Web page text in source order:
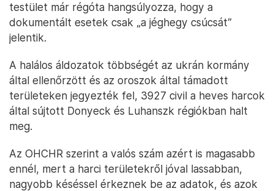
testület már régóta hangsúlyozza, hogy a
dokumentált esetek csak „a jéghegy csúcsát”
jelentik.
A halálos áldozatok többségét az ukrán kormány
által ellenőrzött és az oroszok által támadott
területeken jegyezték fel, 3927 civil a heves harcok
által sújtott Donyeck és Luhanszk régiókban halt
meg.
Az OHCHR szerint a valós szám azért is magasabb
ennél, mert a harci területekről jóval lassabban,
nagyobb késéssel érkeznek be az adatok, és azok